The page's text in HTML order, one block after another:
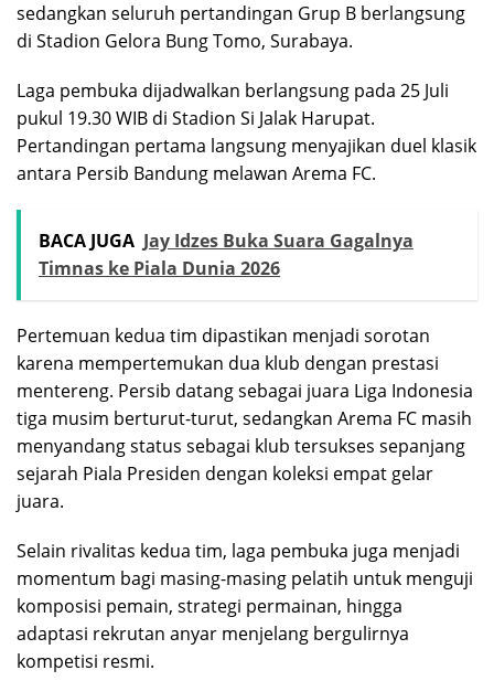
sedangkan seluruh pertandingan Grup B berlangsung
di Stadion Gelora Bung Tomo, Surabaya.
Laga pembuka dijadwalkan berlangsung pada 25 Juli
pukul 19.30 WIB di Stadion Si Jalak Harupat.
Pertandingan pertama langsung menyajikan duel klasik
antara Persib Bandung melawan Arema FC.
BACA JUGA Jay Idzes Buka Suara Gagalnya
Timnas ke Piala Dunia 2026
Pertemuan kedua tim dipastikan menjadi sorotan
karena mempertemukan dua klub dengan prestasi
mentereng. Persib datang sebagai juara Liga Indonesia
tiga musim berturut-turut, sedangkan Arema FC masih
menyandang status sebagai klub tersukses sepanjang
sejarah Piala Presiden dengan koleksi empat gelar
juara.
Selain rivalitas kedua tim, laga pembuka juga menjadi
momentum bagi masing-masing pelatih untuk menguji
komposisi pemain, strategi permainan, hingga
adaptasi rekrutan anyar menjelang bergulirnya
kompetisi resmi.